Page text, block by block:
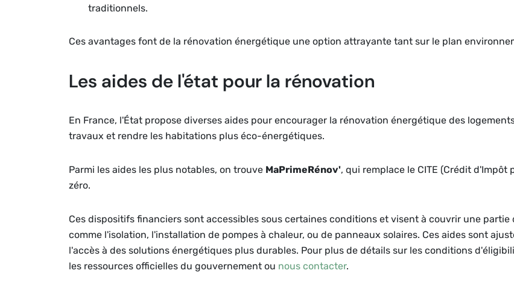
traditionnels.
Ces avantages font de la rénovation énergétique une option attrayante tant sur le plan
Les aides de l'état pour la rénovation
En France, l'État propose diverses aides pour encourager la rénovation énergétique des
travaux et rendre les habitations plus éco-énergétiques.
Parmi les aides les plus notables, on trouve MaPrimeRénov', qui remplace le CITE (Crédit
zéro.
Ces dispositifs financiers sont accessibles sous certaines conditions et visent à couvrir une
comme l'isolation, l'installation de pompes à chaleur, ou de panneaux solaires. Ces aides sont
l'accès à des solutions énergétiques plus durables. Pour plus de détails sur les conditions
les ressources officielles du gouvernement ou nous contacter.